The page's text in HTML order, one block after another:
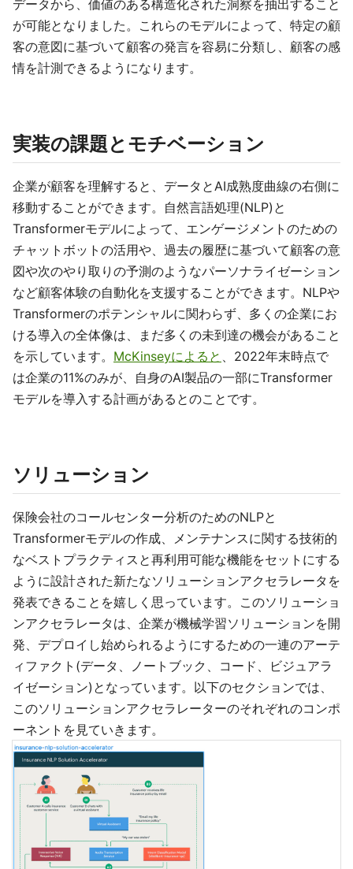
データから、価値のある構造化された洞察を抽出すること
が可能となりました。これらのモデルによって、特定の顧
客の意図に基づいて顧客の発言を容易に分類し、顧客の感
情を計測できるようになります。
実装の課題とモチベーション
企業が顧客を理解すると、データとAI成熟度曲線の右側に
移動することができます。自然言語処理(NLP)と
Transformerモデルによって、エンゲージメントのための
チャットボットの活用や、過去の履歴に基づいて顧客の意
図や次のやり取りの予測のようなパーソナライゼーション
など顧客体験の自動化を支援することができます。NLPや
Transformerのポテンシャルに関わらず、多くの企業にお
ける導入の全体像は、まだ多くの未到達の機会があること
を示しています。 McKinseyによると 、2022年末時点で
は企業の11%のみが、自身のAI製品の一部にTransformer
モデルを導入する計画があるとのことです。
ソリューション
保険会社のコールセンター分析のためのNLPと
Transformerモデルの作成、メンテナンスに関する技術的
なベストプラクティスと再利用可能な機能をセットにする
ように設計された新たなソリューションアクセラレータを
発表できることを嬉しく思っています。このソリューショ
ンアクセラレータは、企業が機械学習ソリューションを開
発、デプロイし始められるようにするための一連のアーテ
ィファクト(データ、ノートブック、コード、ビジュアラ
イゼーション)となっています。以下のセクションでは、
このソリューションアクセラレーターのそれぞれのコンポ
ーネントを見ていきます。